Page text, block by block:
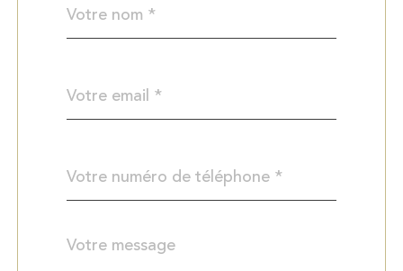
par
*
*
*
Fieldset
Message
*